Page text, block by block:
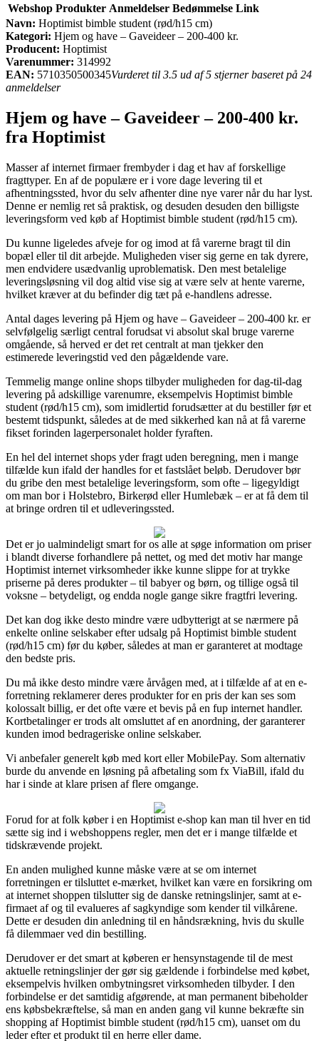
Webshop Produkter Anmeldelser Bedømmelse Link
Navn: Hoptimist bimble student (rød/h15 cm)
Kategori: Hjem og have – Gaveideer – 200-400 kr.
Producent: Hoptimist
Varenummer: 314992
EAN: 5710350500345Vurderet til 3.5 ud af 5 stjerner baseret på 24
anmeldelser
Hjem og have – Gaveideer – 200-400 kr.
fra Hoptimist
Masser af internet firmaer frembyder i dag et hav af forskellige
fragttyper. En af de populære er i vore dage levering til et
afhentningssted, hvor du selv afhenter dine nye varer når du har lyst.
Denne er nemlig ret så praktisk, og desuden desuden den billigste
leveringsform ved køb af Hoptimist bimble student (rød/h15 cm).
Du kunne ligeledes afveje for og imod at få varerne bragt til din
bopæl eller til dit arbejde. Muligheden viser sig gerne en tak dyrere,
men endvidere usædvanlig uproblematisk. Den mest betalelige
leveringsløsning vil dog altid vise sig at være selv at hente varerne,
hvilket kræver at du befinder dig tæt på e-handlens adresse.
Antal dages levering på Hjem og have – Gaveideer – 200-400 kr. er
selvfølgelig særligt central forudsat vi absolut skal bruge varerne
omgående, så herved er det ret centralt at man tjekker den
estimerede leveringstid ved den pågældende vare.
Temmelig mange online shops tilbyder muligheden for dag-til-dag
levering på adskillige varenumre, eksempelvis Hoptimist bimble
student (rød/h15 cm), som imidlertid forudsætter at du bestiller før et
bestemt tidspunkt, således at de med sikkerhed kan nå at få varerne
fikset forinden lagerpersonalet holder fyraften.
En hel del internet shops yder fragt uden beregning, men i mange
tilfælde kun ifald der handles for et fastslået beløb. Derudover bør
du gribe den mest betalelige leveringsform, som ofte – ligegyldigt
om man bor i Holstebro, Birkerød eller Humlebæk – er at få dem til
at bringe ordren til et udleveringssted.
Det er jo ualmindeligt smart for os alle at søge information om priser
i blandt diverse forhandlere på nettet, og med det motiv har mange
Hoptimist internet virksomheder ikke kunne slippe for at trykke
priserne på deres produkter – til babyer og børn, og tillige også til
voksne – betydeligt, og endda nogle gange sikre fragtfri levering.
Det kan dog ikke desto mindre være udbytterigt at se nærmere på
enkelte online selskaber efter udsalg på Hoptimist bimble student
(rød/h15 cm) før du køber, således at man er garanteret at modtage
den bedste pris.
Du må ikke desto mindre være årvågen med, at i tilfælde af at en e-
forretning reklamerer deres produkter for en pris der kan ses som
kolossalt billig, er det ofte være et bevis på en fup internet handler.
Kortbetalinger er trods alt omsluttet af en anordning, der garanterer
kunden imod bedrageriske online selskaber.
Vi anbefaler generelt køb med kort eller MobilePay. Som alternativ
burde du anvende en løsning på afbetaling som fx ViaBill, ifald du
har i sinde at klare prisen af flere omgange.
Forud for at folk køber i en Hoptimist e-shop kan man til hver en tid
sætte sig ind i webshoppens regler, men det er i mange tilfælde et
tidskrævende projekt.
En anden mulighed kunne måske være at se om internet
forretningen er tilsluttet e-mærket, hvilket kan være en forsikring om
at internet shoppen tilslutter sig de danske retningslinjer, samt at e-
firmaet af og til evalueres af sagkyndige som kender til vilkårene.
Dette er desuden din anledning til en håndsrækning, hvis du skulle
få dilemmaer ved din bestilling.
Derudover er det smart at køberen er hensynstagende til de mest
aktuelle retningslinjer der gør sig gældende i forbindelse med købet,
eksempelvis hvilken ombytningsret virksomheden tilbyder. I den
forbindelse er det samtidig afgørende, at man permanent bibeholder
ens købsbekræftelse, så man en anden gang vil kunne bekræfte sin
shopping af Hoptimist bimble student (rød/h15 cm), uanset om du
leder efter et produkt til en herre eller dame.